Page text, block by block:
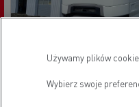
Renault Trucks T
Używamy plików
Wybierz swoje